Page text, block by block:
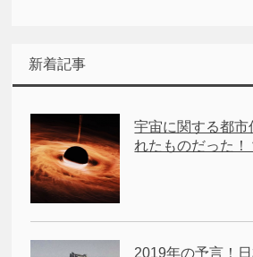
新着記事
宇宙に関する都市
れたものだった！
2019年の予言！